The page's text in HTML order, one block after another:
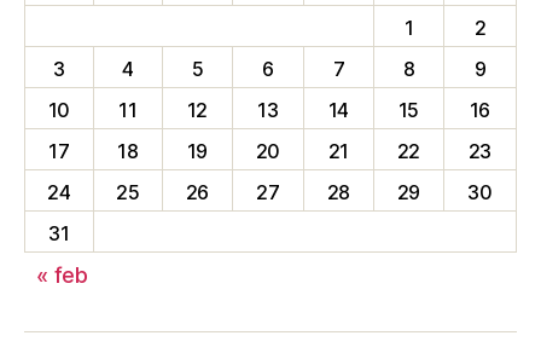
1
2
3
4 5 6 7 8
9
10
11 12 13 14 15
16
17
18 19 20 21 22
23
24
25 26 27 28 29
30
31
« feb